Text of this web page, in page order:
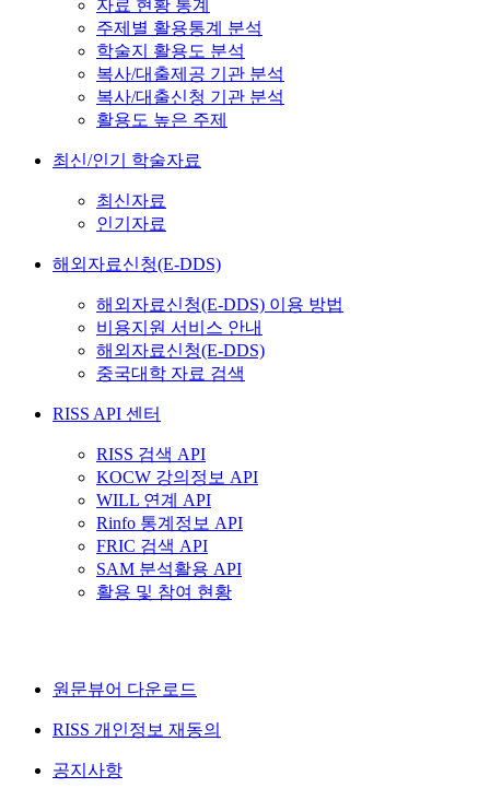
자료 현황 통계
주제별 활용통계 분석
학술지 활용도 분석
복사/대출제공 기관 분석
복사/대출신청 기관 분석
활용도 높은 주제
최신/인기 학술자료
최신자료
인기자료
해외자료신청(E-DDS)
해외자료신청(E-DDS) 이용 방법
비용지원 서비스 안내
해외자료신청(E-DDS)
중국대학 자료 검색
RISS API 센터
RISS 검색 API
KOCW 강의정보 API
WILL 연계 API
Rinfo 통계정보 API
FRIC 검색 API
SAM 분석활용 API
활용 및 참여 현황
원문뷰어 다운로드
RISS 개인정보 재동의
공지사항